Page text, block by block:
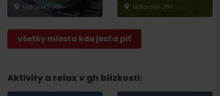
Liptovský Ján
Liptovský Ján
všetky miesta kde jesť a piť
Aktivity a relax v gh blízkosti: